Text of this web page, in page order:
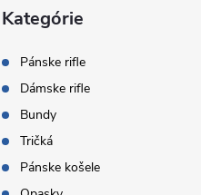
Kategórie
Pánske rifle
Dámske rifle
Bundy
Tričká
Pánske košele